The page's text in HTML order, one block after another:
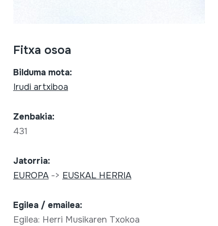
Fitxa osoa
Bilduma mota:
Irudi artxiboa
Zenbakia:
431
Jatorria:
EUROPA-> EUSKAL HERRIA
Egilea / emailea:
Egilea: Herri Musikaren Txokoa